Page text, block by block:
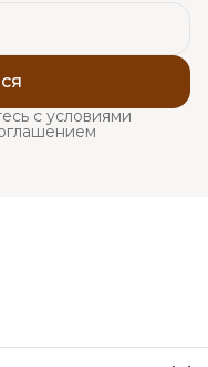
с условиями